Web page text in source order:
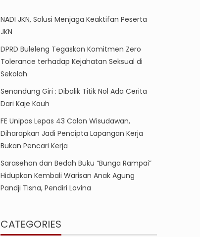
NADI JKN, Solusi Menjaga Keaktifan Peserta
JKN
DPRD Buleleng Tegaskan Komitmen Zero
Tolerance terhadap Kejahatan Seksual di
Sekolah
Senandung Giri : Dibalik Titik Nol Ada Cerita
Dari Kaje Kauh
FE Unipas Lepas 43 Calon Wisudawan,
Diharapkan Jadi Pencipta Lapangan Kerja
Bukan Pencari Kerja
Sarasehan dan Bedah Buku “Bunga Rampai”
Hidupkan Kembali Warisan Anak Agung
Pandji Tisna, Pendiri Lovina
CATEGORIES